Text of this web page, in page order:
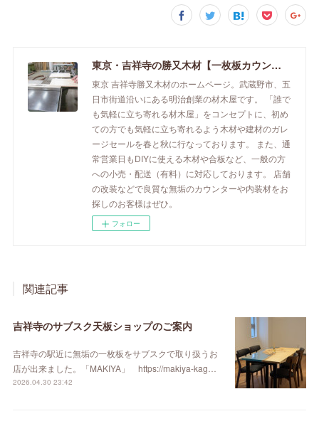
東京・吉祥寺の勝又木材【一枚板カウンター】
東京 吉祥寺勝又木材のホームページ。武蔵野市、五
日市街道沿いにある明治創業の材木屋です。 「誰で
も気軽に立ち寄れる材木屋」をコンセプトに、初め
ての方でも気軽に立ち寄れるよう木材や建材のガレ
ージセールを春と秋に行なっております。 また、通
常営業日もDIYに使える木材や合板など、一般の方
への小売・配送（有料）に対応しております。 店舗
の改装などで良質な無垢のカウンターや内装材をお
探しのお客様はぜひ。
フォロー
関連記事
吉祥寺のサブスク天板ショップのご案内
吉祥寺の駅近に無垢の一枚板をサブスクで取り扱うお
店が出来ました。「MAKIYA」 https://makiya-kag…
2026.04.30 23:42